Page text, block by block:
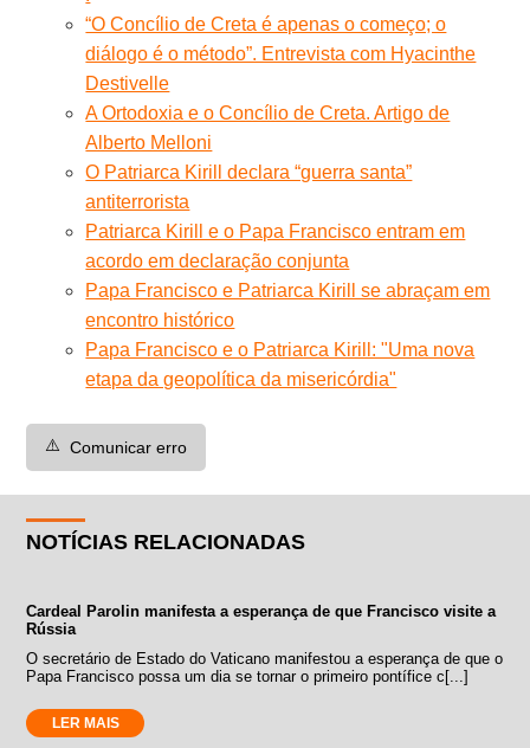
“O Concílio de Creta é apenas o começo; o
diálogo é o método”. Entrevista com Hyacinthe
Destivelle
A Ortodoxia e o Concílio de Creta. Artigo de
Alberto Melloni
O Patriarca Kirill declara “guerra santa”
antiterrorista
Patriarca Kirill e o Papa Francisco entram em
acordo em declaração conjunta
Papa Francisco e Patriarca Kirill se abraçam em
encontro histórico
Papa Francisco e o Patriarca Kirill: "Uma nova
etapa da geopolítica da misericórdia"
⚠️ Comunicar erro
NOTÍCIAS RELACIONADAS
Cardeal Parolin manifesta a esperança de que Francisco visite a
Rússia
O secretário de Estado do Vaticano manifestou a esperança de que o
Papa Francisco possa um dia se tornar o primeiro pontífice c[...]
LER MAIS